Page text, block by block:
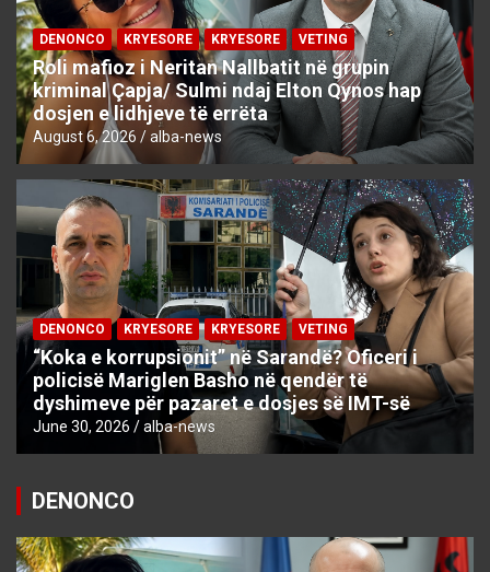
DENONCO KRYESORE KRYESORE VETING
Roli mafioz i Neritan Nallbatit në grupin
kriminal Çapja/ Sulmi ndaj Elton Qynos hap
dosjen e lidhjeve të errëta
August 6, 2026 alba-news
DENONCO KRYESORE KRYESORE VETING
“Koka e korrupsionit” në Sarandë? Oficeri i
policisë Mariglen Basho në qendër të
dyshimeve për pazaret e dosjes së IMT-së
June 30, 2026 alba-news
DENONCO